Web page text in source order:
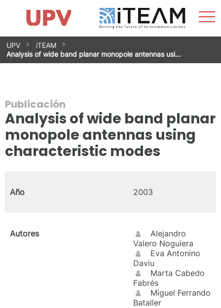
Saltar
contenido
Impacto
Grupos de investigación
Instalaciones
Spin-offs
Contacto
Prácticas
Noticias
Unidad de Igualdad
UPV
iTEAM
Analysis of wide band planar monopole antennas usi…
Publicación
Analysis of wide band planar
monopole antennas using
characteristic modes
Año 2003
Autores
Alejandro
Valero Noguiera
Eva Antonino
Daviu
Marta Cabedo
Fabrés
Miguel Ferrando
Bataller